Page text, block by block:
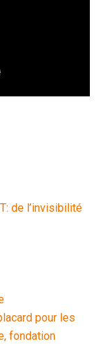
de l’invisibilité
pour les
fondation